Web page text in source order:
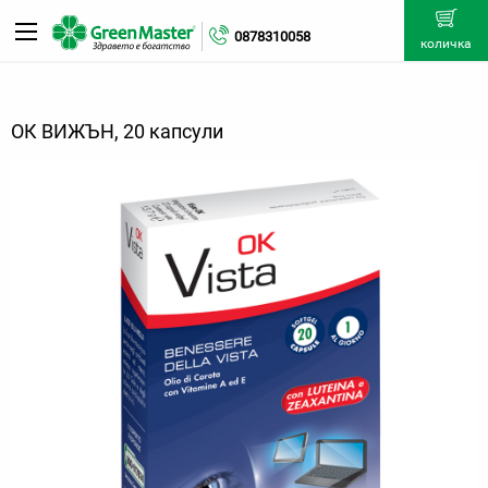
0878310058 количка
ОК ВИЖЪН, 20 капсули